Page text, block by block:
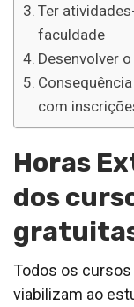
Ter
faculdade
Desenvolver
com
Horas
dos
Todos os
viabilizam ao